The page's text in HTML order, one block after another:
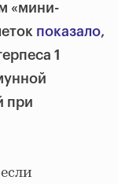
«мини-
показало,
1
при